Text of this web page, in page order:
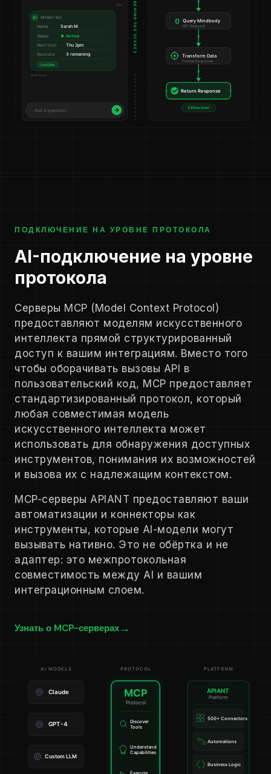
ПОДКЛЮЧЕНИЕ НА УРОВНЕ ПРОТОКОЛА
AI-подключение на уровне
протокола
Серверы MCP (Model Context Protocol)
предоставляют моделям искусственного
интеллекта прямой структурированный
доступ к вашим интеграциям. Вместо того
чтобы оборачивать вызовы API в
пользовательский код, MCP предоставляет
стандартизированный протокол, который
любая совместимая модель
искусственного интеллекта может
использовать для обнаружения доступных
инструментов, понимания их возможностей
и вызова их с надлежащим контекстом.
MCP-серверы APIANT предоставляют ваши
автоматизации и коннекторы как
инструменты, которые AI-модели могут
вызывать нативно. Это не обёртка и не
адаптер: это межпротокольная
совместимость между AI и вашим
интеграционным слоем.
Узнать о MCP-серверах